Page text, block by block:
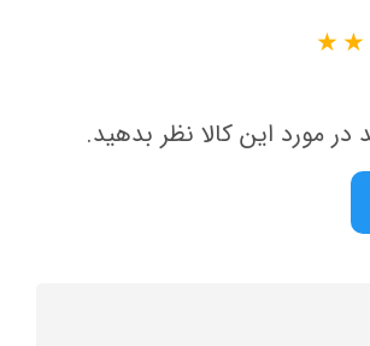
مورد این کالا نظر بدهید.